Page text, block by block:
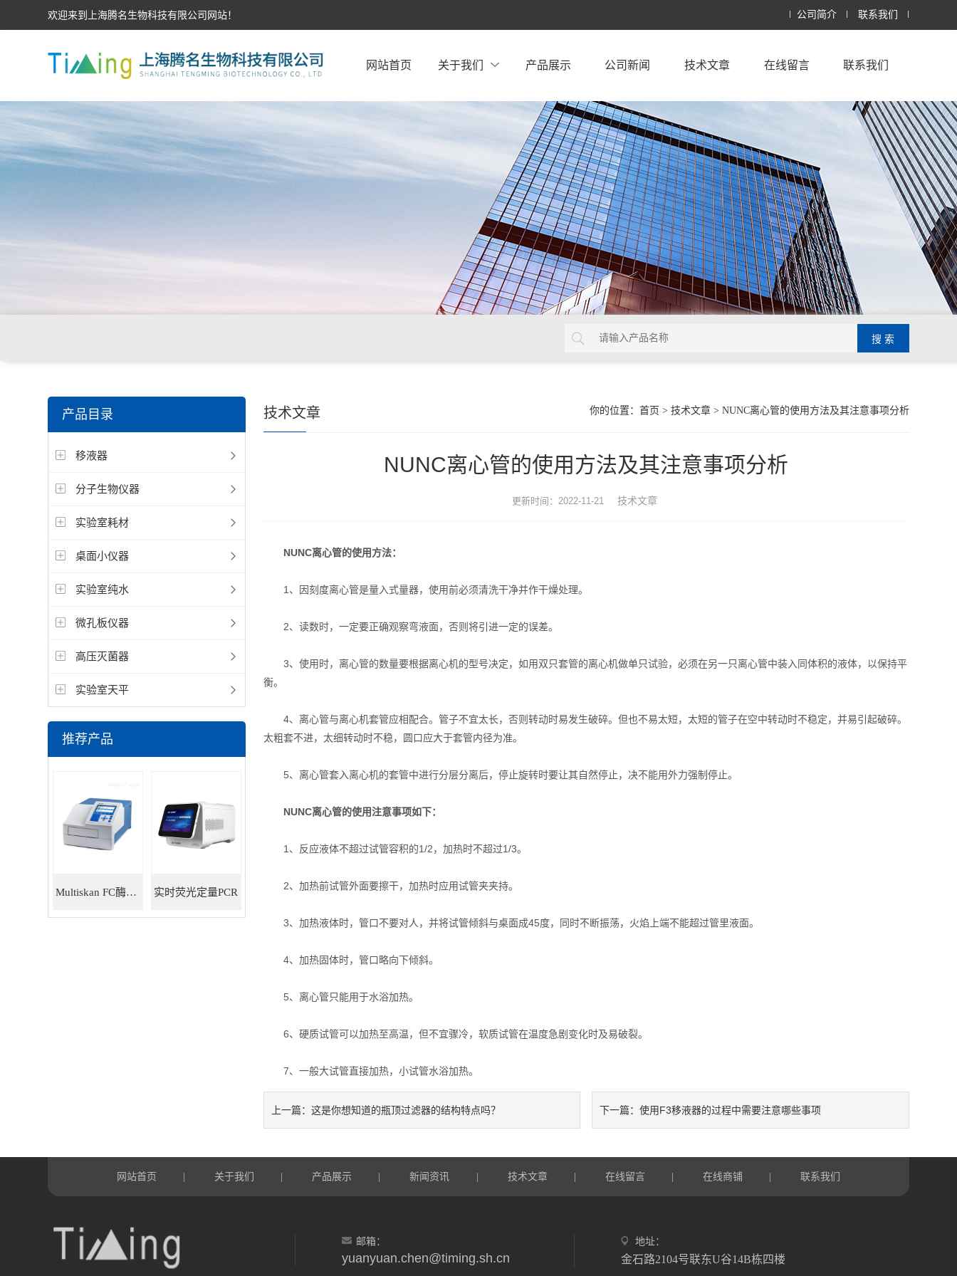
欢迎来到上海腾名生物科技有限公司网站！ 公司简介 联系我们
网站首页 关于我们 产品展示 公司新闻 技术文章 在线留言 联系我们
产品目录
移液器
分子生物仪器
实验室耗材
桌面小仪器
实验室纯水
微孔板仪器
高压灭菌器
实验室天平
推荐产品
Multiskan FC酶标仪 实时荧光定量PCR
你的位置： 首页 > 技术文章> NUNC离心管的使用方法及其注意事项分析
技术文章
NUNC离心管的使用方法及其注意事项分析
更新时间：2022-11-21 技术文章
NUNC离心管的使用方法：
1、因刻度离心管是量入式量器，使用前必须清洗干净并作干燥处理。
2、读数时，一定要正确观察弯液面，否则将引进一定的误差。
3、使用时，离心管的数量要根据离心机的型号决定，如用双只套管的离心机做单只试验，必须在另一只离心管中装入同体积的液体，以保持平
衡。
4、离心管与离心机套管应相配合。管子不宜太长，否则转动时易发生破碎。但也不易太短，太短的管子在空中转动时不稳定，并易引起破碎。
太粗套不进，太细转动时不稳，圆口应大于套管内径为准。
5、离心管套入离心机的套管中进行分层分离后，停止旋转时要让其自然停止，决不能用外力强制停止。
NUNC离心管的使用注意事项如下：
1、反应液体不超过试管容积的1/2，加热时不超过1/3。
2、加热前试管外面要擦干，加热时应用试管夹夹持。
3、加热液体时，管口不要对人，并将试管倾斜与桌面成45度，同时不断振荡，火焰上端不能超过管里液面。
4、加热固体时，管口略向下倾斜。
5、离心管只能用于水浴加热。
6、硬质试管可以加热至高温，但不宜骤冷，软质试管在温度急剧变化时及易破裂。
7、一般大试管直接加热，小试管水浴加热。
上一篇： 这是你想知道的瓶顶过滤器的结构特点吗？ 下一篇：使用F3移液器的过程中需要注意哪些事项
网站首页 关于我们 产品展示 新闻资讯 技术文章 在线留言 在线商铺 联系我们
邮箱：
yuanyuan.chen@timing.sh.cn
地址：
金石路2104号联东U谷14B栋四楼